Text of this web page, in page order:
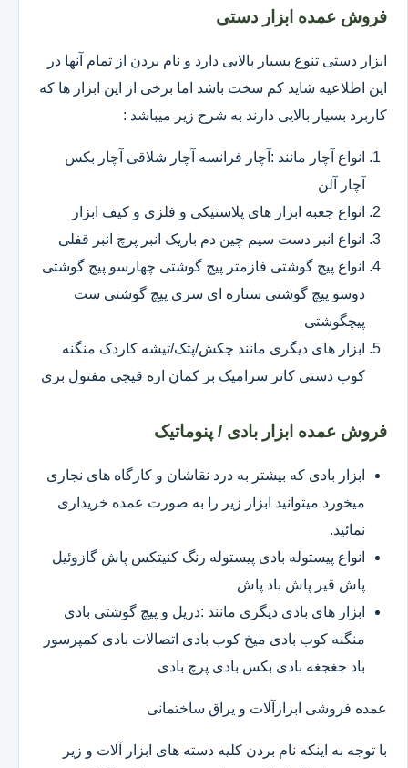
فروش عمده ابزار دستی
ابزار دستی تنوع بسیار بالایی دارد و نام بردن از تمام آنها در
این اطلاعیه شاید کم سخت باشد اما برخی از این ابزار ها که
کاربرد بسیار بالایی دارند به شرح زیر میباشد :
انواع آچار مانند :آچار فرانسه آچار شلاقی آچار بکس
آچار آلن
انواع جعبه ابزار های پلاستیکی و فلزی و کیف ابزار
انواع انبر دست سیم چین دم باریک انبر پرچ انبر قفلی
انواع پیچ گوشتی فازمتر پیچ گوشتی چهارسو پیچ گوشتی
دوسو پیچ گوشتی ستاره ای سری پیچ گوشتی ست
پیچگوشتی
ابزار های دیگری مانند چکش/پتک/تیشه کاردک منگنه
کوب دستی کاتر سرامیک بر کمان اره قیچی مفتول بری
فروش عمده ابزار بادی / پنوماتیک
ابزار بادی که بیشتر به درد نقاشان و کارگاه های نجاری
میخورد میتوانید ابزار زیر را به صورت عمده خریداری
نمائید.
انواع پیستوله بادی پیستوله رنگ کنیتکس پاش گازوئیل
پاش قیر پاش باد پاش
ابزار های بادی دیگری مانند :دریل و پیچ گوشتی بادی
منگنه کوب بادی میخ کوب بادی اتصالات بادی کمپرسور
باد جغجغه بادی بکس بادی پرچ بادی
عمده فروشی ابزارآلات و یراق ساختمانی
با توجه به اینکه نام بردن کلیه دسته های ابزار آلات و زیر